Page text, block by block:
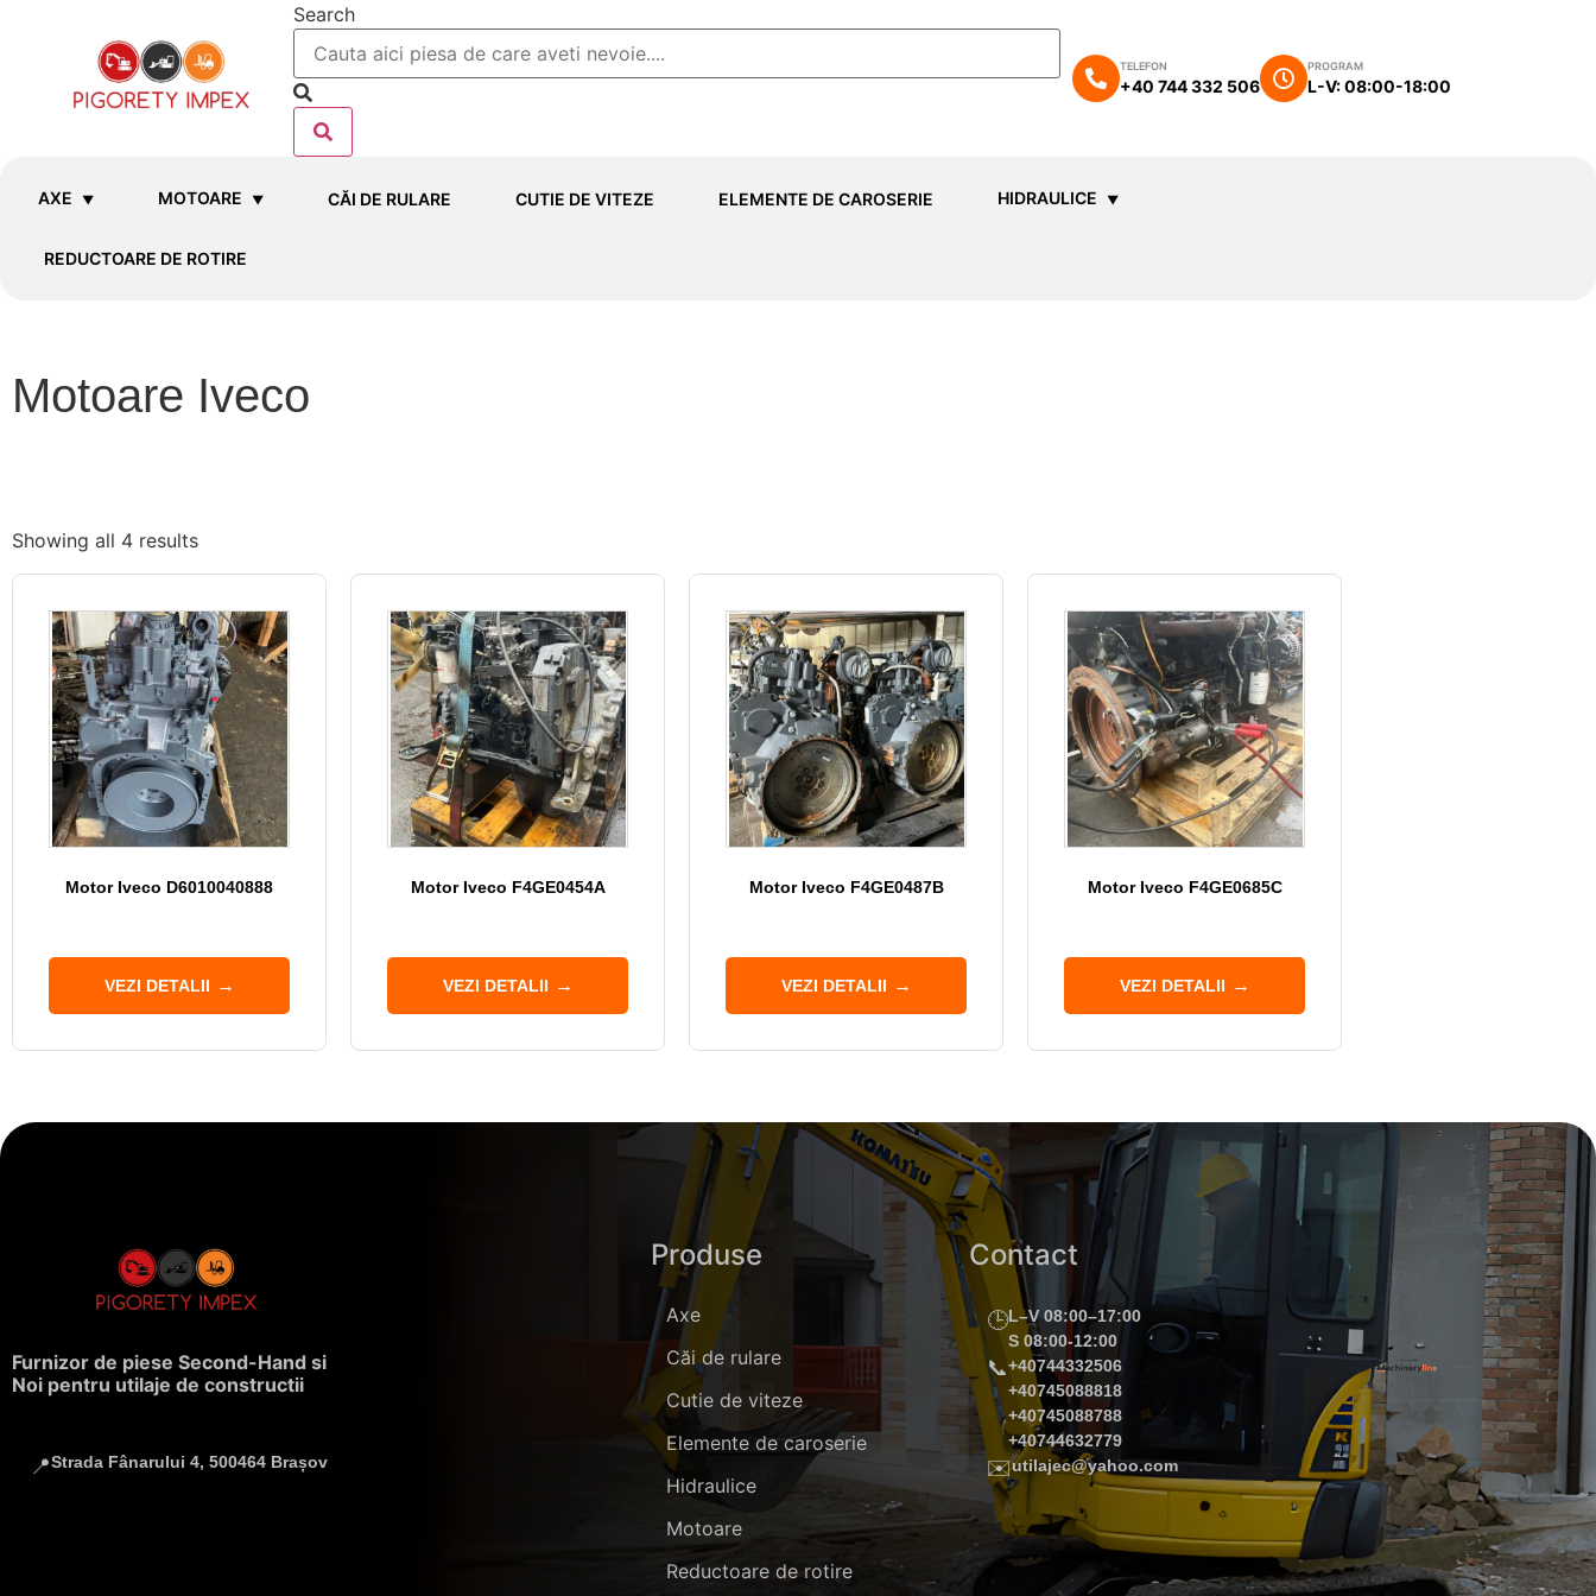
Search
TELEFON
+40 744 332 506
PROGRAM
L-V: 08:00-18:00
AXE MOTOARE CĂI DE RULARE CUTIE DE VITEZE ELEMENTE DE CAROSERIE HIDRAULICE
REDUCTOARE DE ROTIRE
Motoare Iveco
Showing all 4 results
Motor Iveco D6010040888
VEZI DETALII
Motor Iveco F4GE0454A
VEZI DETALII
Motor Iveco F4GE0487B
VEZI DETALII
Motor Iveco F4GE0685C
VEZI DETALII
Furnizor de piese Second-Hand si
Noi pentru utilaje de constructii
📍Strada Fânarului 4, 500464 Brașov
Produse
Axe
Căi de rulare
Cutie de viteze
Elemente de caroserie
Hidraulice
Motoare
Reductoare de rotire
Contact
🕒L–V 08:00–17:00
S 08:00-12:00
📞+40744332506
+40745088818
+40745088788
+40744632779
✉️utilajec@yahoo.com